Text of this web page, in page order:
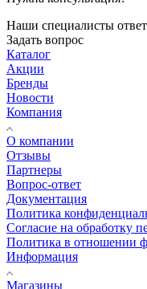
Наши специалисты
Задать вопрос
Каталог
Акции
Бренды
Новости
Компания
О компании
Отзывы
Партнеры
Вопрос-ответ
Документация
Политика
Согласие на обработку
Политика в отношении
Информация
Магазины